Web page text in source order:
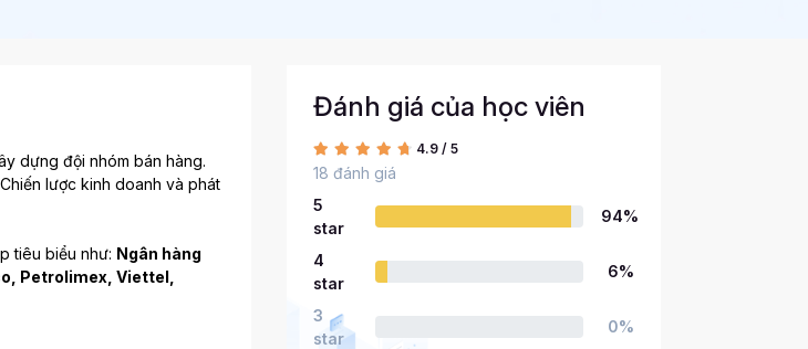
dựng đội nhóm bán hàng.
lược kinh doanh và phát
tiêu biểu như: Ngân hàng
Petrolimex, Viettel,
Đánh giá của học viên
4.9 / 5
18 đánh giá
5
star
94%
4
star
6%
3
star
0%